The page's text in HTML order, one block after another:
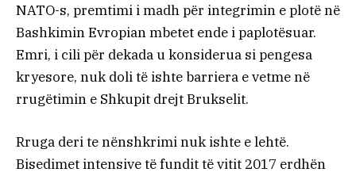
NATO-s, premtimi i madh për integrimin e plotë në
Bashkimin Evropian mbetet ende i paplotësuar.
Emri, i cili për dekada u konsiderua si pengesa
kryesore, nuk doli të ishte barriera e vetme në
rrugëtimin e Shkupit drejt Brukselit.
Rruga deri te nënshkrimi nuk ishte e lehtë.
Bisedimet intensive të fundit të vitit 2017 erdhën